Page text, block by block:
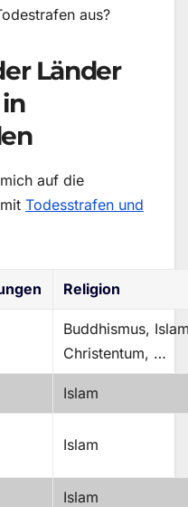
aus?
Länder
auf die
Todesstrafen und
Religion
Buddhismus,
Christentum, …
Islam
Islam
Islam